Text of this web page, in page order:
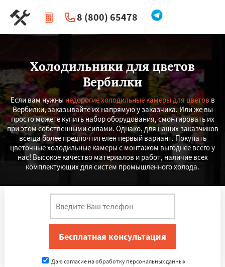
8 (800) 65478
| Перезвоните мне
Холодильники для цветов
Вербилки
Если вам нужны недорогие холодильные камеры для цветов в
Вербилки, заказывайте их напрямую у заказчика. Или же вы
просто можете купить набор оборудования, смонтировать их
при этом собственными силами. Однако, для наших заказчиков
всегда более предпочтителен первый вариант. Покупать
цветочные холодильные камеры с монтажом выгоднее всего у
нас! Высокое качество материалов и работ, наличие всех
комплектующих для систем промышленного холода.
Даю согласие на обработку персональных данных